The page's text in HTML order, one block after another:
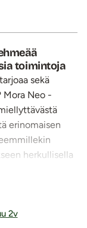
toimintoja
sekä
Neo -
erinomaisen
herkullisella
on
2v